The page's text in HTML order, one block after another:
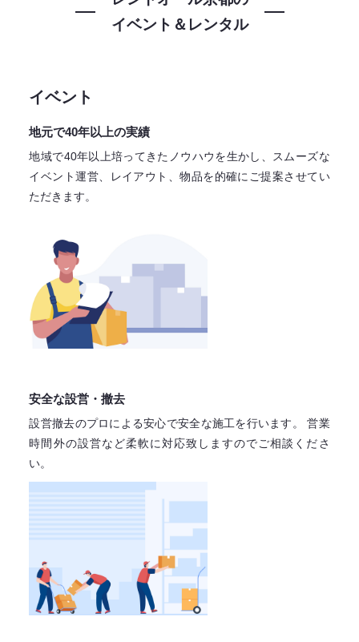
イベント＆レンタル
イベント
地元で40年以上の実績
地域で40年以上培ってきたノウハウを生かし、スムーズな
イベント運営、レイアウト、物品を的確にご提案させてい
ただきます。
安全な設営・撤去
設営撤去のプロによる安心で安全な施工を行います。
営業
時間外の設営など柔軟に対応致しますのでご相談くださ
い。